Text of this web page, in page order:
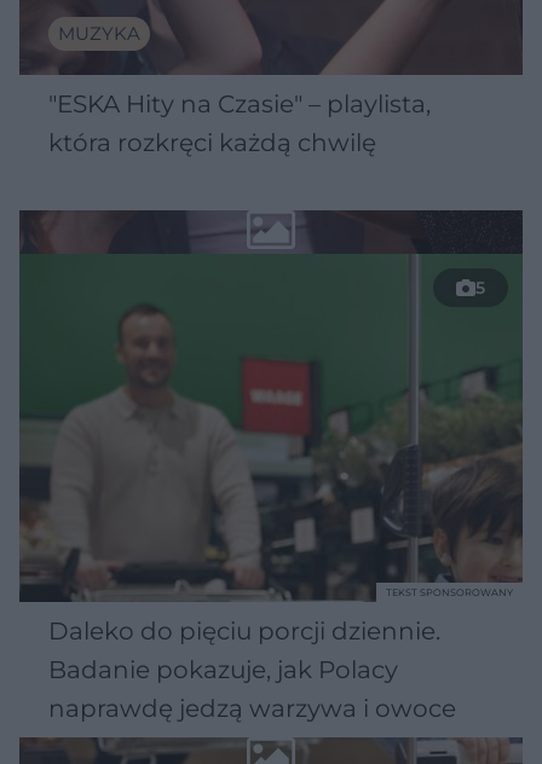
MUZYKA
"ESKA Hity na Czasie" – playlista,
która rozkręci każdą chwilę
5
Daleko do pięciu porcji dziennie.
Badanie pokazuje, jak Polacy
naprawdę jedzą warzywa i owoce
TEKST SPONSOROWANY